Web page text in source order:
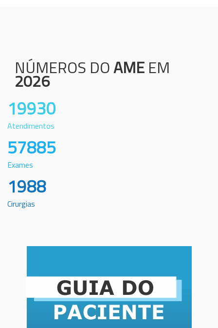
NÚMEROS DOAME EM
2026
19930
Atendimentos
57885
Exames
1988
Cirurgias